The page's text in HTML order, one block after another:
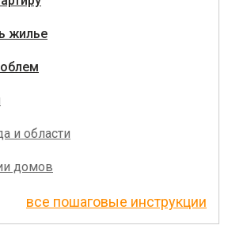
жилье
и области
домов
все пошаговые инструкции